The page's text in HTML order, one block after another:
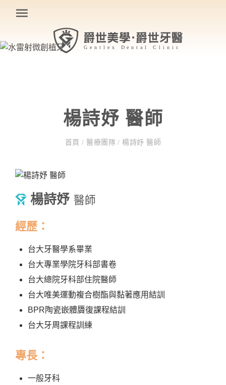
楊詩妤 醫師
首頁/ 醫療團隊/ 楊詩妤 醫師
楊詩妤 醫師
經歷：
台大牙醫學系畢業
台大專業學院牙科部書卷
台大總院牙科部住院醫師
台大唯美運動複合樹酯與黏著應用結訓
BPR陶瓷嵌體贗復課程結訓
台大牙周課程訓練
專長：
一般牙科